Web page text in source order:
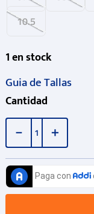
10.5
1en stock
Guia de Tallas
Cantidad
＋
－